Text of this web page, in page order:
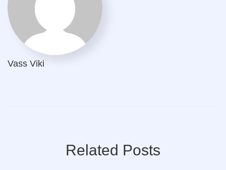
Vass Viki
Related Posts